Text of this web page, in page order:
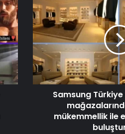
Samsung
mükemmellik ile